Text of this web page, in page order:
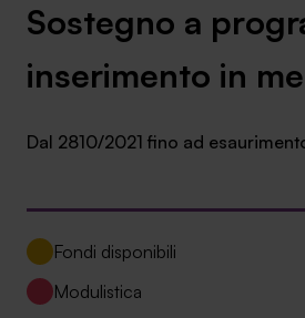
Centro studi
News ed eventi
Chi siamo
Contatti
Lavora con noi
Sostegno a
inserimento in
Dal 2810/2021 fino ad
Fondi disponibili
Modulistica